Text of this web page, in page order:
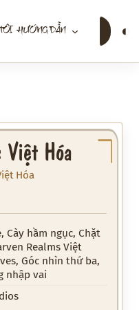
HƯỚNG DẪN
kiếm
◐
Việt Hóa
Hóa
Cày hầm ngục, Chặt
Realms Việt
Góc nhìn thứ ba,
nhập vai